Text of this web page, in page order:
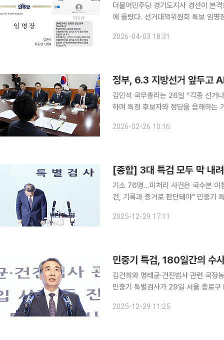
더불어민주당 경기도지사 경선이 본
에 올랐다. 선거대책위원회 특보 임
2026-04-03 18:31
정부, 6.3 지방선거 앞두고
김민석 국무총리는 26일 “각종 선거
하며 특정 후보자와 정당을 음해하는
사에서 ‘AI 악용 등 가짜뉴스 대응 관
2026-02-26 10:16
기소 76명…미처리 사건은 국수본 이
건, 기록과 증거로 판단돼야" 민중기 특별검사팀이 김건희 여사 관련 의혹 수사를 마무리하면서
넘겼지만, 핵심 쟁점으로 꼽혔던 일부
2025-12-29 17:11
민중기 특검, 180일간의 수
김건희와 명태균·건진법사 관련 국정
민중기 특별검사가 29일 서울 종로
2025-12-29 11:25